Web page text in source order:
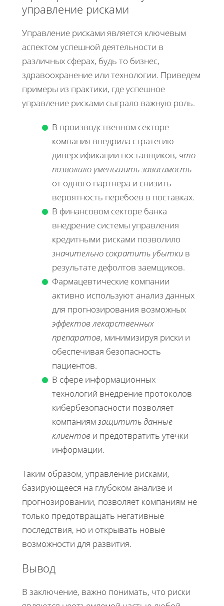
управление рисками
Управление рисками является ключевым
аспектом успешной деятельности в
различных сферах, будь то бизнес,
здравоохранение или технологии. Приведем
примеры из практики, где успешное
управление рисками сыграло важную роль.
В производственном секторе
компания внедрила стратегию
диверсификации поставщиков, что
позволило уменьшить зависимость
от одного партнера и снизить
вероятность перебоев в поставках.
В финансовом секторе банка
внедрение системы управления
кредитными рисками позволило
значительно сократить убытки в
результате дефолтов заемщиков.
Фармацевтические компании
активно используют анализ данных
для прогнозирования возможных
эффектов лекарственных
препаратов, минимизируя риски и
обеспечивая безопасность
пациентов.
В сфере информационных
технологий внедрение протоколов
кибербезопасности позволяет
компаниям защитить данные
клиентов и предотвратить утечки
информации.
Таким образом, управление рисками,
базирующееся на глубоком анализе и
прогнозировании, позволяет компаниям не
только предотвращать негативные
последствия, но и открывать новые
возможности для развития.
Вывод
В заключение, важно понимать, что риски